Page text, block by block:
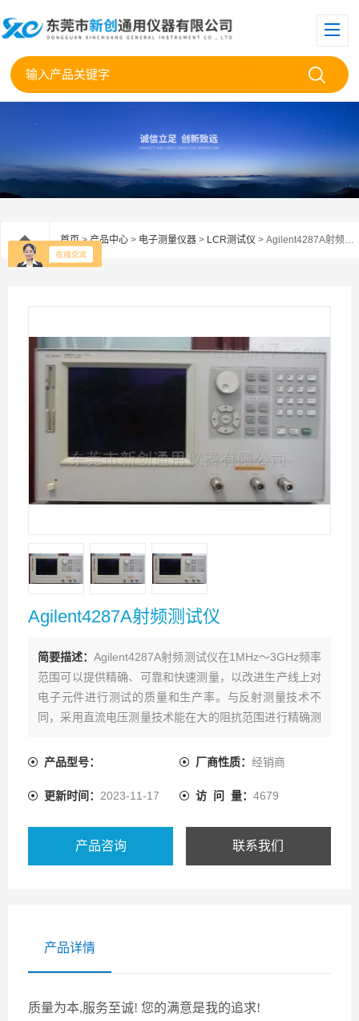
首页>产品中心 > 电子测量仪器 > LCR测试仪 > Agilent4287A射频测试仪
Agilent4287A射频测试仪
简要描述：Agilent4287A射频测试仪在1MHz～3GHz频率
范围可以提供精确、可靠和快速测量，以改进生产线上对
电子元件进行测试的质量和生产率。与反射测量技术不
同，采用直流电压测量技术能在大的阻抗范围进行精确测
技术指标
测量电路形式：串联和并联
频率分辨率：10 kHz
产品型号： 厂商性质： 经销商
更新时间： 2023-11-17 访 问 量： 4679
产品咨询 联系我们
产品详情
质量为本,服务至诚! 您的满意是我的追求!